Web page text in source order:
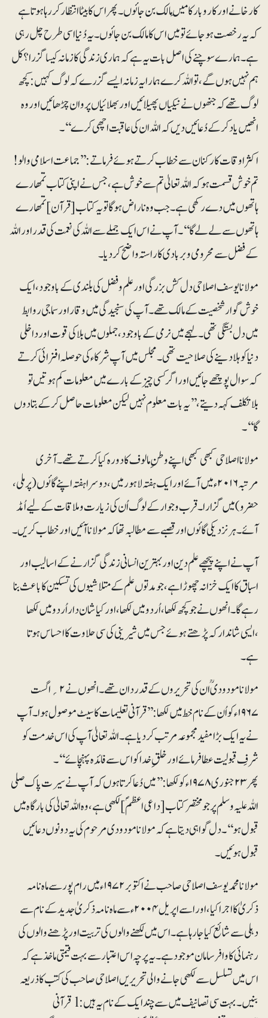
کارخانے اور کاروبار کا مَیں مالک بن جائوں۔ پھر اس کا بیٹا انتظار کر رہا ہوتا ہے
کہ یہ رخصت ہوجائے تو میں اس کا مالک بن جائوں۔ یہ دُنیا اسی طرح چل رہی
ہے۔ ہمارے سوچنے کی اصل بات یہ ہے کہ ہماری زندگی کا زمانہ کیسا گزرا؟ کل
ہم نہیں ہوں گے ، تو اللہ کرے ہمارا یہ زمانہ ایسے گزرے کہ لوگ کہیں: کچھ
لوگ تھے کہ جنھوں نے نیکیاں پھیلائیں اور بھلائیاں پروان چڑھائیں اور وہ
انھیں یاد کرکے دُعائیں دیں کہ اللہ ان کی عاقبت اچھی کرے‘‘۔
اکثر اوقات کارکنان سے خطاب کرتے ہوئے فرماتے: ’’جماعت اسلامی والو!
تم خوش قسمت ہو کہ اللہ تعالیٰ تم سے خوش ہے، جس نے اپنی کتاب تمھارے
ہاتھوں میں دے رکھی ہے۔ جب وہ ناراض ہوگا تو یہ کتاب [قرآن] تمھارے
ہاتھوں سے لے لے گا‘‘۔ آپ نے اس ایک جملے سے اللہ کی نعمت کی قدر اور اللہ
کے فضل سے محرومی و بربادی کا راستہ واضح کر دیا۔
مولانا یوسف اصلاحی دل کش بزرگی اور علم و فضل کی بلندی کے باوجود، ایک
خوش گوار شخصیت کے مالک تھے۔ آپ کی سنجیدگی میں وقار اور سماجی روابط
میں دل بستگی تھی۔ لہجے میں نرمی کے باوجود، جملوں میں بلا کی قوت اور داخلی
دنیا کو ہلادینے کی صلاحیت تھی۔ مجلس میں آپ شرکاء کی حوصلہ افزائی کرتے
کہ سوال پوچھے جائیں اور اگر کسی چیز کے بارے میں معلومات کم ہوتیں تو
بلاتکلف کہہ دیتے، ’’یہ بات معلوم نہیں لیکن معلومات حاصل کرکے بتادوں
گا‘‘۔
مولانا اصلاحی کبھی کبھی اپنے وطنِ مالوف کا دورہ کیا کرتے تھے۔ آخری
مرتبہ ۲۰۱۶ء میں آئے اور ایک ہفتہ لاہور میں، دوسرا ہفتہ اپنے گائوں (پرملی،
حضرو) میں گزارا۔ قرب و جوار کے لوگ اُن کی زیارت و ملاقات کے لیے اُمڈ
آئے۔ ہرنزدیکی گائوں اور قصبے سے مطالبہ تھا کہ مولانا آئیں اور خطاب کریں۔
آپ نے اپنے پیچھے علم دین اور بہترین انسانی زندگی گزارنے کے اسالیب اور
اسباق کا ایک خزانہ چھوڑا ہے، جو مدتوں علم کے متلاشیوں کی تسکین کا باعث بنا
رہے گا۔ انھوں نے جو کچھ لکھا، اُردو میں لکھا، اور کیا شان دار اُردو میں لکھا
،ایسی شاندارکہ پڑھتے ہوئے جس میں شیرینی کی سی حلاوت کا احساس ہوتا
ہے۔
مولانا مودودیؒ ان کی تحریروں کے قدردان تھے۔ انھوں نے ۲؍اگست
۱۹۶۷ء کو اُن کے نام خط میں لکھا: ’’قرآنی تعلیمات کا سیٹ موصول ہوا۔ آپ
نے یہ ایک بڑا مفید مجموعہ مرتب کر دیا ہے۔ اللہ تعالیٰ آپ کی اس خدمت کو
شرفِ قبولیت عطا فرمائے اور خلقِ خدا کو اس سے فائدہ پہنچائے‘‘۔
پھر ۲۳جنوری ۱۹۷۸ء کو لکھا: ’’میں دُعا کرتا ہوں کہ آپ نے سیرت پاک صلی
اللہ علیہ وسلم پر جو مختصر کتاب [داعی اعظمؐ] لکھی ہے، وہ اللہ تعالیٰ کی بارگاہ میں
قبول ہو‘‘۔ دل گواہی دیتا ہے کہ مولانا مودودی مرحوم کی یہ دونوں دعائیں
قبول ہوئیں۔
مولانا محمد یوسف اصلاحی صاحب نے اکتوبر۱۹۷۲ء میں رام پور سے ماہ نامہ
ذکریٰ کا اجرا کیا، اور اسے اپریل ۲۰۰۴ء سے ماہ نامہ ذکریٰ جدید کے نام سے
دہلی سے شائع کیا جارہا ہے۔ اس میں لکھنے والوں کی تربیت اور پڑھنے والوں کی
رہنمائی کا وافر سامان موجود ہے۔ یہ پرچہ اس اعتبار سے بہت قیمتی ماخذ ہے کہ
اس میں تسلسل سے لکھی جانے والی تحریریں اصلاحی صاحب کی کتب کا ذریعہ
بنیں۔بہت سی تصانیف میں سے چند ایک کے نام یہ ہیں: l قرآنی